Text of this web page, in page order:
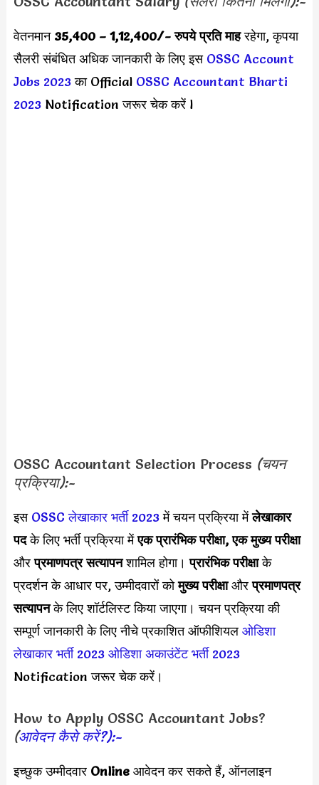
वेतनमान 35,400 – 1,12,400/- रुपये प्रति माहरहेगा, कृपया
सैलरी संबंधित अधिक जानकारी के लिए इस OSSC Account
Jobs 2023का Official OSSC Accountant Bharti
2023Notification जरूर चेक करें l
OSSC Accountant Selection Process (चयन
प्रक्रिया):-
इस OSSC लेखाकार भर्ती 2023में चयन प्रक्रिया मेंलेखाकार
पदके लिए भर्ती प्रक्रिया मेंएक प्रारंभिक परीक्षा, एक मुख्य परीक्षा
औरप्रमाणपत्र सत्यापनशामिल होगा।प्रारंभिक परीक्षाके
प्रदर्शन के आधार पर, उम्मीदवारों कोमुख्य परीक्षाऔरप्रमाणपत्र
सत्यापनके लिए शॉर्टलिस्ट किया जाएगा। चयन प्रक्रिया की
सम्पूर्ण जानकारी के लिए नीचे प्रकाशित ऑफीशियल ओडिशा
लेखाकार भर्ती 2023 ओडिशा अकाउंटेंट भर्ती 2023
Notification जरूर चेक करें।
How to Apply OSSC Accountant Jobs?
(आवेदन कैसे करें?):-
इच्छुक उम्मीदवार Online आवेदन कर सकते हैं, ऑनलाइन